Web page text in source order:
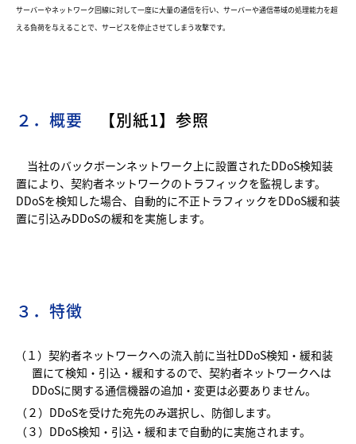
サーバーやネットワーク回線に対して一度に大量の通信を行い、サーバーや通信帯域の処理能力を超
える負荷を与えることで、サービスを停止させてしまう攻撃です。
２．概要 【別紙1】参照
当社のバックボーンネットワーク上に設置されたDDoS検知装
置により、契約者ネットワークのトラフィックを監視します。
DDoSを検知した場合、自動的に不正トラフィックをDDoS緩和装
置に引込みDDoSの緩和を実施します。
３．特徴
（１）契約者ネットワークへの流入前に当社DDoS検知・緩和装
置にて検知・引込・緩和するので、契約者ネットワークへは
DDoSに関する通信機器の追加・変更は必要ありません。
（２）DDoSを受けた宛先のみ選択し、防御します。
（３）DDoS検知・引込・緩和まで自動的に実施されます。